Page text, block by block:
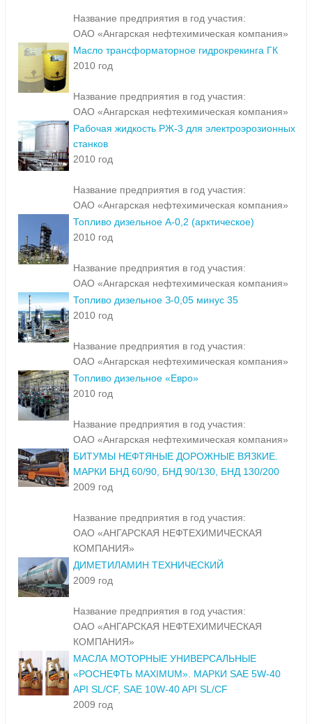
Название предприятия в год участия:
ОАО «Ангарская нефтехимическая компания»
Масло трансформаторное гидрокрекинга ГК
2010 год
Название предприятия в год участия:
ОАО «Ангарская нефтехимическая компания»
Рабочая жидкость РЖ-3 для электроэрозионных
станков
2010 год
Название предприятия в год участия:
ОАО «Ангарская нефтехимическая компания»
Топливо дизельное А-0,2 (арктическое)
2010 год
Название предприятия в год участия:
ОАО «Ангарская нефтехимическая компания»
Топливо дизельное З-0,05 минус 35
2010 год
Название предприятия в год участия:
ОАО «Ангарская нефтехимическая компания»
Топливо дизельное «Евро»
2010 год
Название предприятия в год участия:
ОАО «Ангарская нефтехимическая компания»
БИТУМЫ НЕФТЯНЫЕ ДОРОЖНЫЕ ВЯЗКИЕ.
МАРКИ БНД 60/90, БНД 90/130, БНД 130/200
2009 год
Название предприятия в год участия:
ОАО «АНГАРСКАЯ НЕФТЕХИМИЧЕСКАЯ
КОМПАНИЯ»
ДИМЕТИЛАМИН ТЕХНИЧЕСКИЙ
2009 год
Название предприятия в год участия:
ОАО «АНГАРСКАЯ НЕФТЕХИМИЧЕСКАЯ
КОМПАНИЯ»
МАСЛА МОТОРНЫЕ УНИВЕРСАЛЬНЫЕ
«РОСНЕФТЬ MAXIMUM». МАРКИ SAE 5W-40
API SL/CF, SAE 10W-40 API SL/CF
2009 год